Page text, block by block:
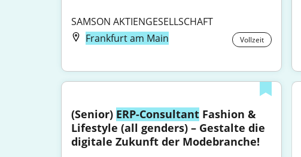
SAMSON AKTIENGESELLSCHAFT
Frankfurt am Main
Vollzeit
(Senior) ERP-Consultant Fashion &
Lifestyle (all genders) – Gestalte die
digitale Zukunft der Modebranche!